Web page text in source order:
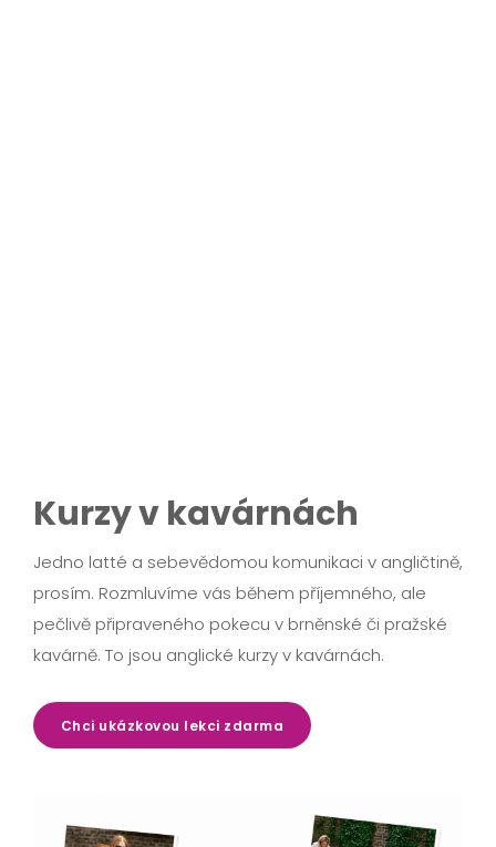
Kurzy v kavárnách
Jedno latté a sebevědomou komunikaci v angličtině,
prosím. Rozmluvíme vás během příjemného, ale
pečlivě připraveného pokecu v brněnské či pražské
kavárně. To jsou anglické kurzy v kavárnách.
Chci ukázkovou lekci zdarma